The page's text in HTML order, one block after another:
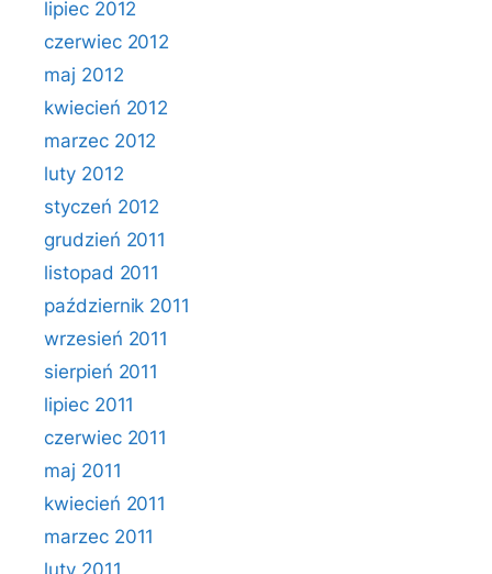
lipiec 2012
czerwiec 2012
maj 2012
kwiecień 2012
marzec 2012
luty 2012
styczeń 2012
grudzień 2011
listopad 2011
październik 2011
wrzesień 2011
sierpień 2011
lipiec 2011
czerwiec 2011
maj 2011
kwiecień 2011
marzec 2011
luty 2011